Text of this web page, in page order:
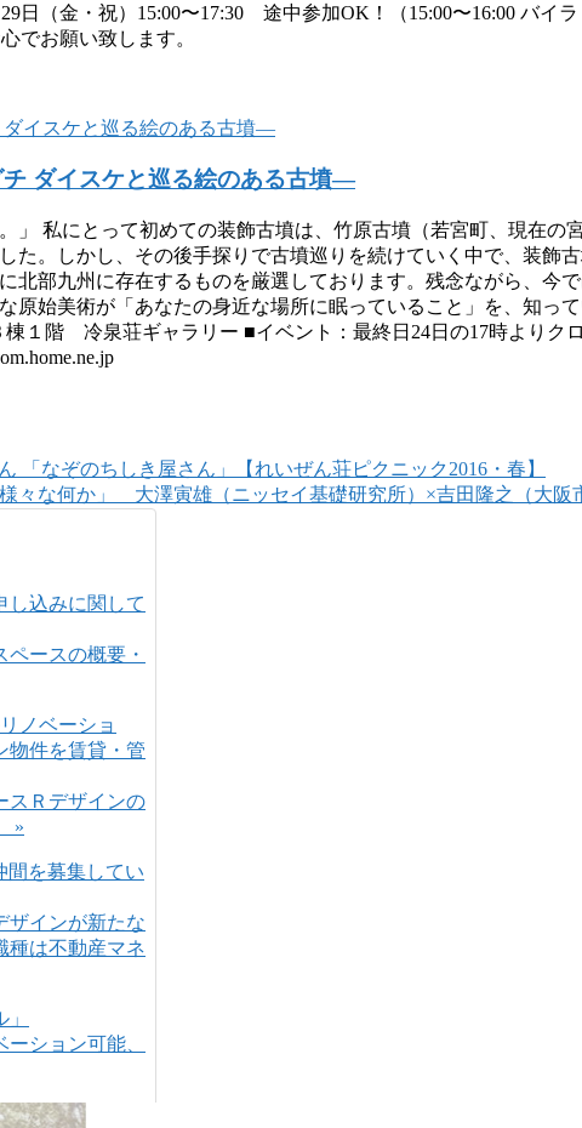
日（金・祝）15:00〜17:30 途中参加OK！（15:00〜16:00 バイ
でお願い致します。
ダイスケと巡る絵のある古墳―
」 私にとって初めての装飾古墳は、竹原古墳（若宮町、現在
た。しかし、その後手探りで古墳巡りを続けていく中で、装飾
北部九州に存在するものを厳選しております。残念ながら、今
原始美術が「あなたの身近な場所に眠っていること」を、知っ
棟１階 冷泉荘ギャラリー ■イベント：最終日24日の17時よりク
「なぞのちしき屋さん」【れいぜん荘ピクニック2016・春】
様々な何か」 大澤寅雄（ニッセイ基礎研究所）×吉田隆之（大
ースの概要・
スＲデザインの
»
ザインが新たな
種は不動産マネ
ション可能、